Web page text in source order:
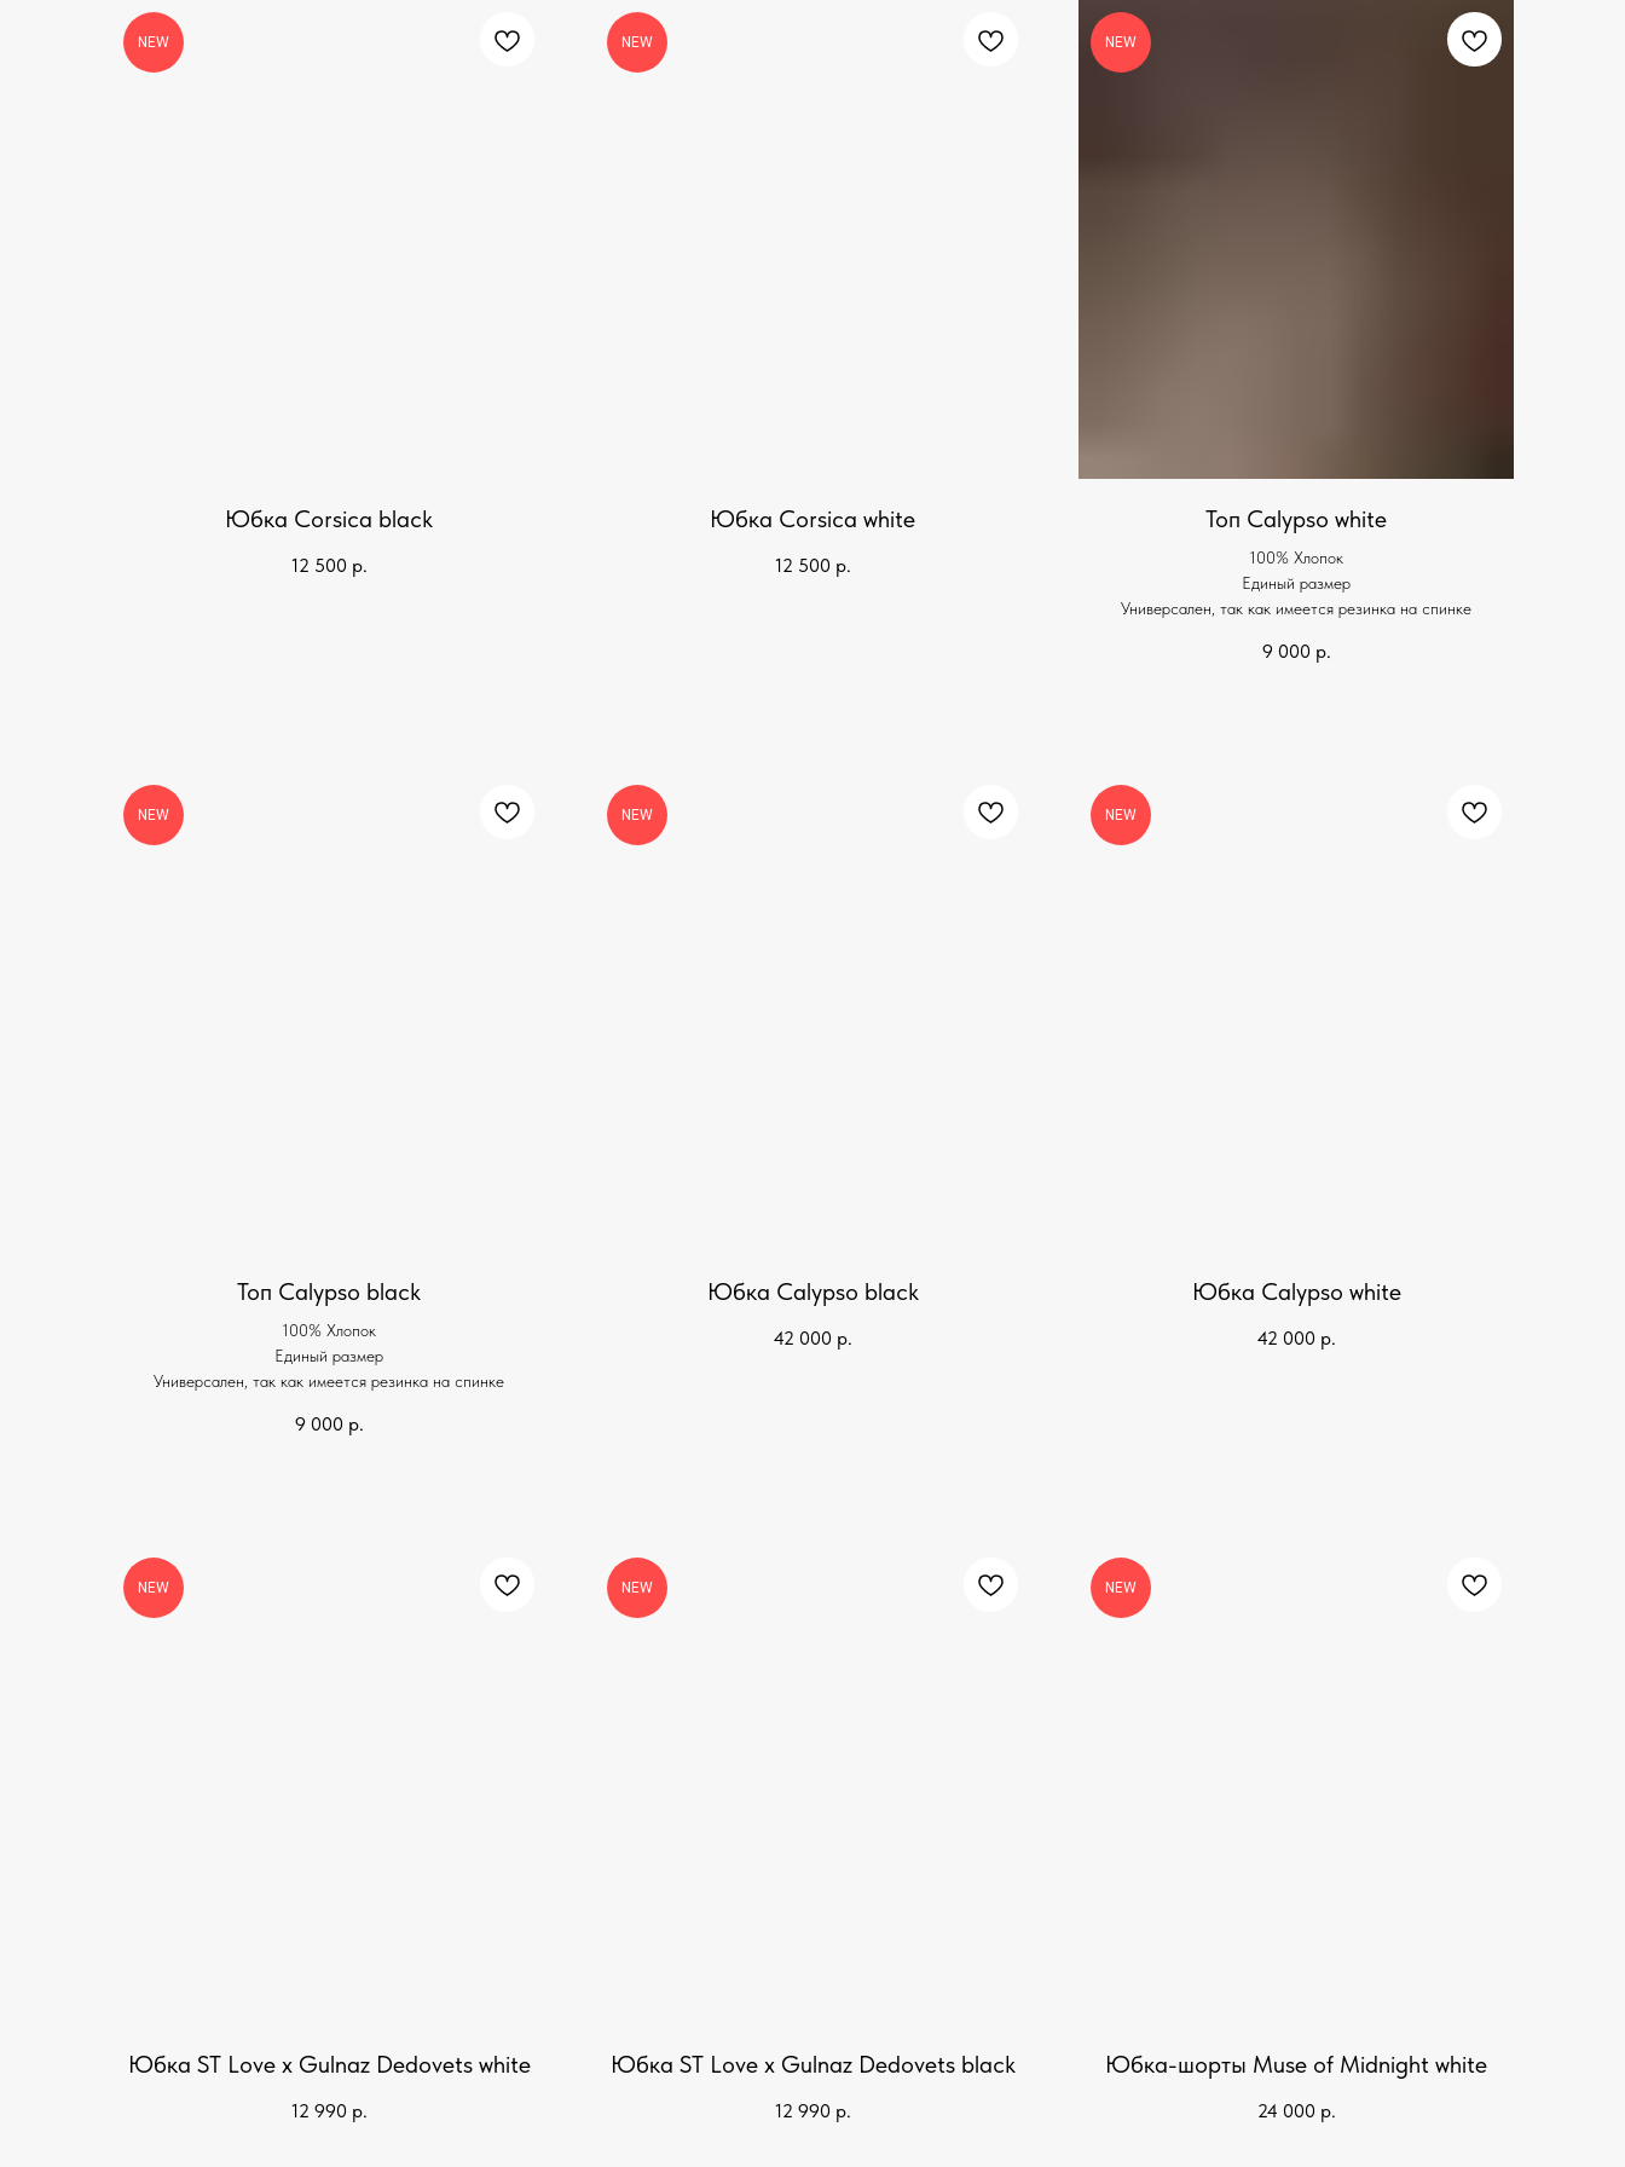
NEW
Юбка Corsica black
12 500 р.
NEW
Юбка Corsica white
12 500 р.
NEW
Топ Calypso white
100% Хлопок
Единый размер
Универсален, так как имеется резинка на спинке
9 000 р.
NEW
Топ Calypso black
100% Хлопок
Единый размер
Универсален, так как имеется резинка на спинке
9 000 р.
NEW
Юбка Calypso black
42 000 р.
NEW
Юбка Calypso white
42 000 р.
NEW
Юбка ST Love x Gulnaz Dedovets white
12 990 р.
NEW
Юбка ST Love x Gulnaz Dedovets black
12 990 р.
NEW
Юбка-шорты Muse of Midnight white
24 000 р.